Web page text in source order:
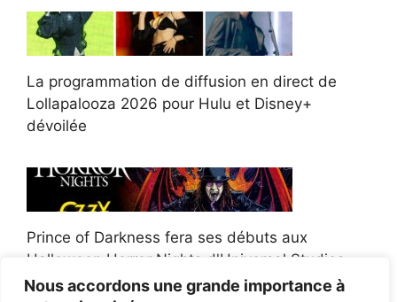
Nous accordons une grande importance à
La programmation de diffusion en direct de
Lollapalooza 2026 pour Hulu et Disney+
dévoilée
Prince of Darkness fera ses débuts aux
Halloween Horror Nights d'Universal Studios